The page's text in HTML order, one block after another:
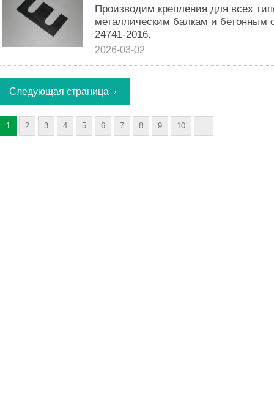
Производим крепления для всех
металлическим балкам и
24741-2016.
2026-03-02
Следующая страница
1 2 3 4 5 6 7 8 9 10 ...